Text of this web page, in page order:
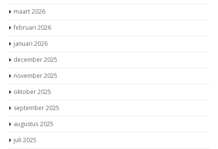
maart 2026
februari 2026
januari 2026
december 2025
november 2025
oktober 2025
september 2025
augustus 2025
juli 2025